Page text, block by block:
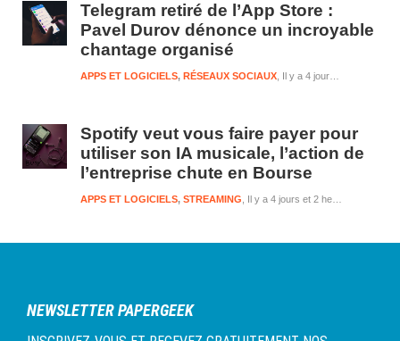
Telegram retiré de l’App Store :
Pavel Durov dénonce un incroyable
chantage organisé
Il y a 4 jours et 2 heures
APPS ET LOGICIELS, RÉSEAUX SOCIAUX
Spotify veut vous faire payer pour
utiliser son IA musicale, l’action de
l’entreprise chute en Bourse
Il y a 4 jours et 2 heures
APPS ET LOGICIELS, STREAMING
NEWSLETTER PAPERGEEK